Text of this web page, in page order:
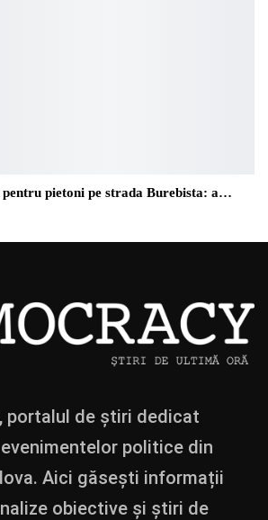
pietoni pe strada Burebista: a…
portalul de știri dedicat
politice din
Aici găsești informații
obiective și știri de